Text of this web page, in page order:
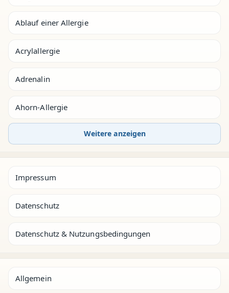
Ablauf einer Allergie
Acrylallergie
Adrenalin
Ahorn-Allergie
Weitere anzeigen
Impressum
Datenschutz
Datenschutz & Nutzungsbedingungen
Allgemein